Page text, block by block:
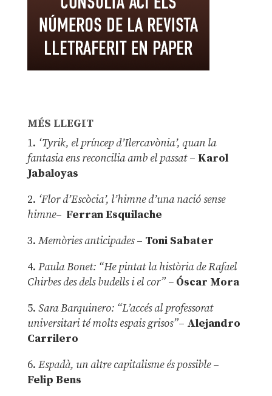
MÉS LLEGIT
1. ‘Tyrik, el príncep d’Ilercavònia’, quan la
fantasia ens reconcilia amb el passat– Karol
Jabaloyas
2. ‘Flor d’Escòcia’, l’himne d’una nació sense
himne– Ferran Esquilache
3. Memòries anticipades– Toni Sabater
4. Paula Bonet: “He pintat la història de Rafael
Chirbes des dels budells i el cor” –Óscar Mora
5. Sara Barquinero: “L’accés al professorat
universitari té molts espais grisos”– Alejandro
Carrilero
6. Espadà, un altre capitalisme és possible –
Felip Bens